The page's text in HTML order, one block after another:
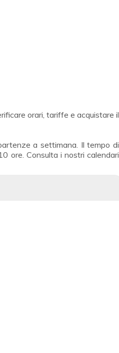
orari, tariffe e acquistare il
a settimana. Il tempo di
ore. Consulta i nostri calendari